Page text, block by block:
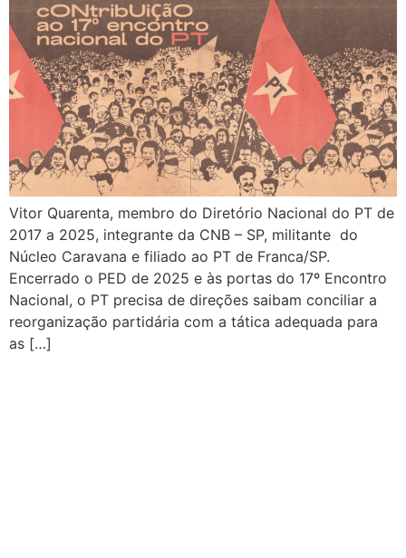
Vitor Quarenta, membro do Diretório Nacional do PT de
2017 a 2025, integrante da CNB – SP, militante do
Núcleo Caravana e filiado ao PT de Franca/SP.
Encerrado o PED de 2025 e às portas do 17º Encontro
Nacional, o PT precisa de direções saibam conciliar a
reorganização partidária com a tática adequada para
as […]